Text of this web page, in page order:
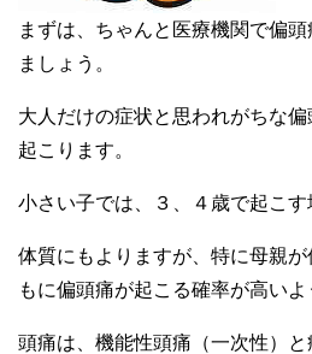
まずは、ちゃんと医療機関で偏
ましょう。
大人だけの症状と思われがちな
起こります。
小さい子では、３、４歳で起こす
体質にもよりますが、特に母親
もに偏頭痛が起こる確率が高いよ
頭痛は、機能性頭痛（一次性）